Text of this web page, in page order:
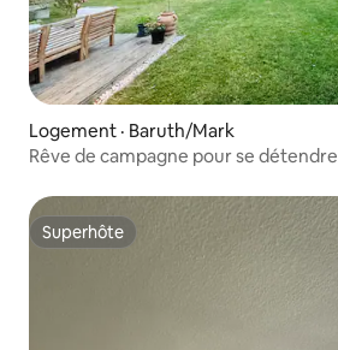
Logement · Baruth/Mark
Rêve de campagne pour se détendre
Superhôte
Superhôte